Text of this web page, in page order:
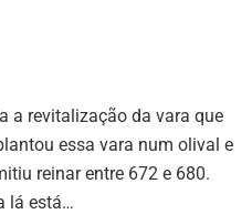
a revitalização da vara que
essa vara num olival e
reinar entre 672 e 680.
lá está…